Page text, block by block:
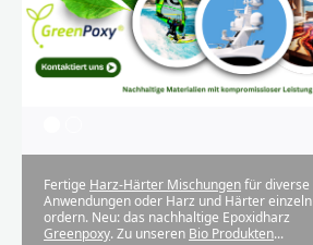
Fertige Harz-Härter Mischungenfür diverse
Anwendungen oder Harz und Härter einzeln
ordern. Neu: das nachhaltige Epoxidharz
Greenpoxy. Zu unseren Bio Produkten...